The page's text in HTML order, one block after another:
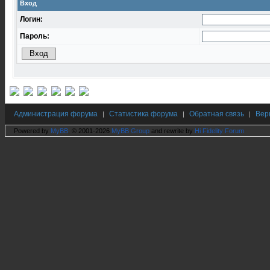
Вход
Логин:
Пароль:
Администрация форума | Статистика форума | Обратная связь |
Powered by MyBB , © 2001-2026 MyBB Group and rewrite by Hi Fidelity Forum